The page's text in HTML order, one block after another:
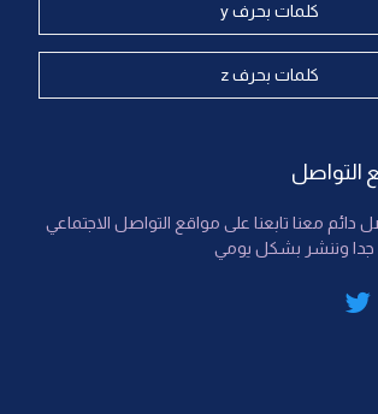
كلمات بحرف y
كلمات بحرف z
التواصل
دائم معنا تابعنا على مواقع التواصل الاجتماعي
وننشر بشكل يومي